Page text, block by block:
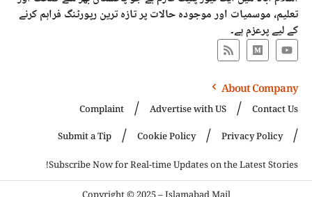
تعلیم، موسمیات اور موجودہ حالات پر تازہ ترین رپورٹنگ فراہم کرنے
کے لیے پرعزم ہے۔
About Company
Contact Us
Advertise with US
Complaint
Privacy Policy
Cookie Policy
Submit a Tip
Subscribe Now for Real-time Updates on the Latest Stories!